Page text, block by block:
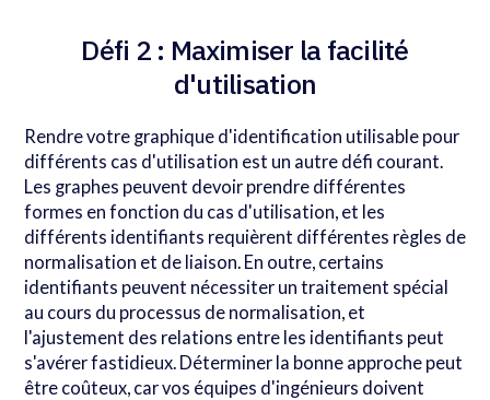
Défi 2 : Maximiser la facilité
d'utilisation
Rendre votre graphique d'identification utilisable pour
différents cas d'utilisation est un autre défi courant.
Les graphes peuvent devoir prendre différentes
formes en fonction du cas d'utilisation, et les
différents identifiants requièrent différentes règles de
normalisation et de liaison. En outre, certains
identifiants peuvent nécessiter un traitement spécial
au cours du processus de normalisation, et
l'ajustement des relations entre les identifiants peut
s'avérer fastidieux. Déterminer la bonne approche peut
être coûteux, car vos équipes d'ingénieurs doivent